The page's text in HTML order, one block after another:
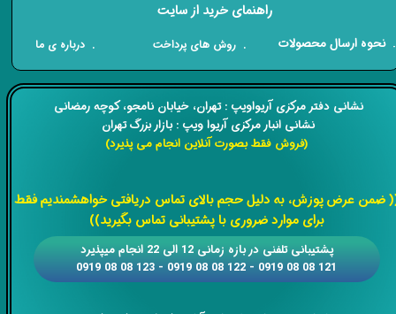
​​نشانی دفتر مرکزی آریواویپ : تهران، خیابان نامجو،کوچه رمضانی
نشانی انبار مرکزی آریوا ویپ : بازار بزرگ تهران
(فروش فقط بصورت آنلاین انجام می پذیرد)
ضمن عرض پوزش، به دلیل حجم بالای تماس دریافتی خواهشمندیم فقط
برای موارد ضروری با پشتیبانی تماس بگیرید))
​​پشتیبانی تلفنی در بازه زمانی 12 الی 22 انجام میپذیرد
121 08 08 0919 - 122 08 08 0919 - 123 08 08 0919
راهنمای خرید از سایت
​. نحوه ارسال محصولات . روش های پرداخت . درباره ی ما